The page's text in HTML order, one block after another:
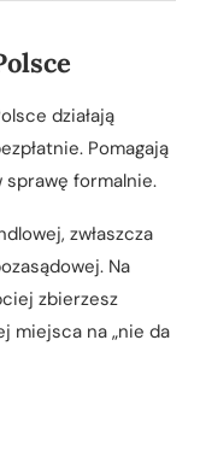
działają
Pomagają
sprawę formalnie.
zwłaszcza
Na
zbierzesz
miejsca na „nie da